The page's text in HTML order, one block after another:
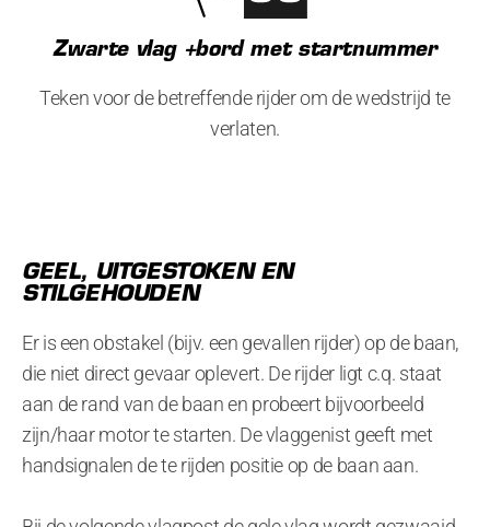
Zwarte vlag +bord met startnummer
Teken voor de betreffende rijder om de wedstrijd te
verlaten.
GEEL, UITGESTOKEN EN
STILGEHOUDEN
Er is een obstakel (bijv. een gevallen rijder) op de baan,
die niet direct gevaar oplevert. De rijder ligt c.q. staat
aan de rand van de baan en probeert bijvoorbeeld
zijn/haar motor te starten. De vlaggenist geeft met
handsignalen de te rijden positie op de baan aan.